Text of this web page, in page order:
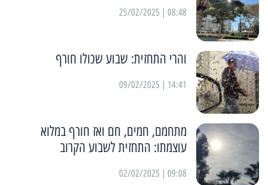
08:48 | 25/02/2025
והרי התחזית: שבוע שכולו חורף
14:41 | 09/02/2025
מתחמם, חמים, חם ואז חורף במלוא
עוצמתו: התחזית לשבוע הקרוב
09:08 | 02/02/2025